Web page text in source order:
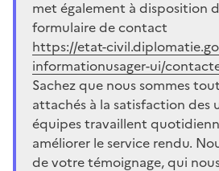
met également à disposition
formulaire de contact
https://etat-
informationusager-ui/
Sachez que nous sommes
attachés à la satisfaction des
équipes travaillent
améliorer le service rendu.
de votre témoignage, qui